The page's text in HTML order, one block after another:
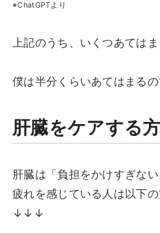
※ChatGPTより
上記のうち、いくつあてはま
僕は半分くらいあてはまる
肝臓をケアする
肝臓は「負担をかけすぎな
疲れを感じている人は以下
↓↓↓